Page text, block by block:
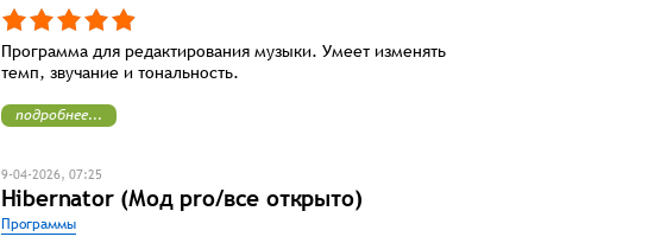
Программа для редактирования музыки. Умеет изменять
темп, звучание и тональность.
подробнее...
9-04-2026, 07:25
Hibernator (Мод pro/все открыто)
Программы